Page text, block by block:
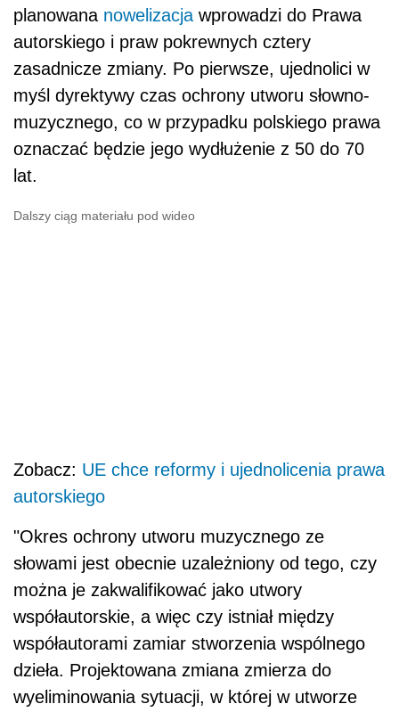
planowana nowelizacja wprowadzi do Prawa
autorskiego i praw pokrewnych cztery
zasadnicze zmiany. Po pierwsze, ujednolici w
myśl dyrektywy czas ochrony utworu słowno-
muzycznego, co w przypadku polskiego prawa
oznaczać będzie jego wydłużenie z 50 do 70
lat.
Dalszy ciąg materiału pod wideo
Zobacz: UE chce reformy i ujednolicenia prawa
autorskiego
"Okres ochrony utworu muzycznego ze
słowami jest obecnie uzależniony od tego, czy
można je zakwalifikować jako utwory
współautorskie, a więc czy istniał między
współautorami zamiar stworzenia wspólnego
dzieła. Projektowana zmiana zmierza do
wyeliminowania sytuacji, w której w utworze